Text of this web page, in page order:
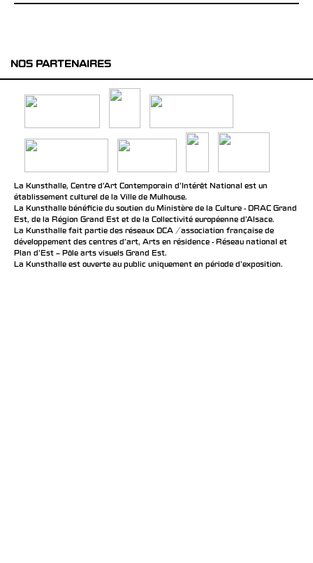
NOS PARTENAIRES
La Kunsthalle, Centre d’Art Contemporain d’Intérêt National est un
établissement culturel de la Ville de Mulhouse.
La Kunsthalle bénéficie du soutien du Ministère de la Culture - DRAC Grand
Est, de la Région Grand Est et de la Collectivité européenne d’Alsace.
La Kunsthalle fait partie des réseaux DCA / association française de
développement des centres d'art, Arts en résidence - Réseau national et
Plan d’Est – Pôle arts visuels Grand Est.
La Kunsthalle est ouverte au public uniquement en période d'exposition.